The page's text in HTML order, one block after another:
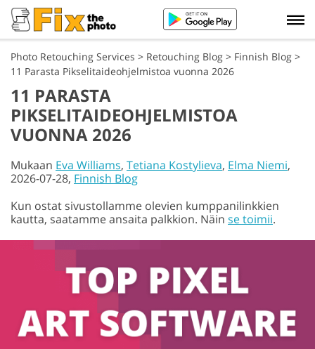
Photo Retouching Services > Retouching Blog > Finnish Blog >
11 Parasta Pikselitaideohjelmistoa vuonna 2026
11 PARASTA
PIKSELITAIDEOHJELMISTOA
VUONNA 2026
Mukaan Eva Williams, Tetiana Kostylieva, Elma Niemi,
2026-07-28, Finnish Blog
Kun ostat sivustollamme olevien kumppanilinkkien
kautta, saatamme ansaita palkkion. Näin se toimii.